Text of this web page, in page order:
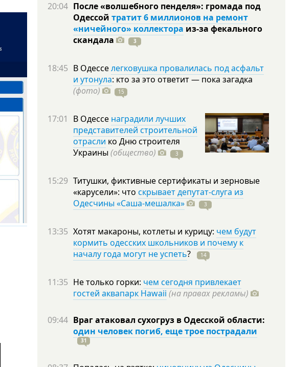
20:04 После «волшебного пенделя»: громада под
Одессой тратит 6 миллионов на ремонт
«ничейного» коллектора из-за фекального
скандала
3
18:45 В Одесселегковушка провалилась под асфальт
и утонула: кто за это ответит — пока загадка
(фото)
15
17:01 В Одессе наградили лучших
представителей строительной
отрасли ко Дню строителя
Украины (общество) 3
15:29 Титушки, фиктивные сертификаты и зерновые
«карусели»: что скрывает депутат-слуга из
Одесчины «Саша-мешалка»
3
13:35 Хотят макароны, котлеты и курицу: чем будут
кормить одесских школьников и почему к
началу года могут не успеть? 14
11:35 Не только горки: чем сегодня привлекает
гостей аквапарк Hawaii (на правах рекламы)
09:44 Враг атаковал сухогруз в Одесской области:
один человек погиб, еще трое пострадали
31